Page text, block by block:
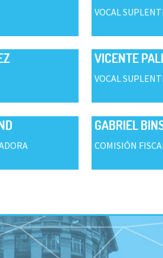
VOCAL
VICENTE
VOCAL
GABRIEL
COMISIÓN